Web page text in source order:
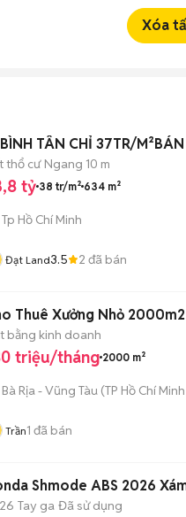
Xóa
TÂN CHỈ 37TR/
thổ cư Ngang 10 m
tỷ 38 tr/m² 634 m²
Tp Hồ Chí Minh
Đạt Land3.5 2 đã bán
Thuê Xưởng Nhỏ
bằng kinh doanh
triệu/tháng 2000 m²
Bà Rịa - Vũng Tàu (TP Hồ Chí Minh
Trần1 đã bán
Shmode ABS 2026
Tay ga Đã sử dụng